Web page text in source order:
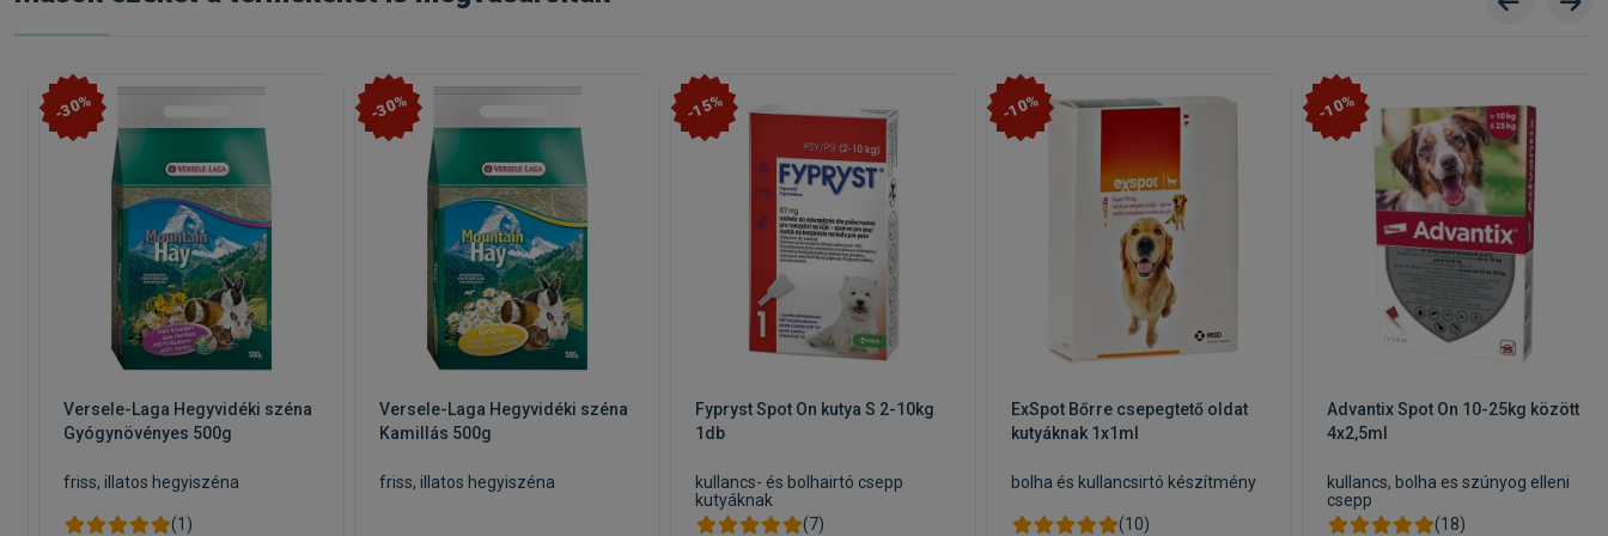
Tartalmaz 1db 0,5ml-es pipettát
Kapható kiszerelések: Fypryst Spot On Macska S 1x0,5ml 2-10kg , Fypryst Spot On Macska 3x0,5ml 2-10kg
-30%
Versele-Laga Hegyvidéki széna
Gyógynövényes 500g
friss, illatos hegyiszéna
(1)
-30%
Versele-Laga Hegyvidéki széna
Kamillás 500g
friss, illatos hegyiszéna
-15%
Fypryst Spot On kutya S 2-10kg
1db
kullancs- és bolhairtó csepp
kutyáknak
(7)
-10%
ExSpot Bőrre csepegtető oldat
kutyáknak 1x1ml
bolha és kullancsirtó készítmény
(10)
-10%
Advantix Spot On 10-25kg között
4x2,5ml
kullancs, bolha es szúnyog elleni
csepp
(18)